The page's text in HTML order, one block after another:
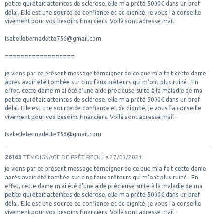
petite qui était atteintes de sclérose, elle m'a prêté 5000€ dans un bref
délai. Elle est une source de confiance et de dignité, je vous l'a conseille
vivement pour vos besoins financiers. Voilà sont adresse mail :
Isabellebernadette756@gmail.com
==================
je viens par ce présent message témoigner de ce que m’a fait cette dame
après avoir été tombée sur cinq faux prêteurs qui m'ont plus ruiné . En
effet, cette dame m'ai été d'une aide précieuse suite à la maladie de ma
petite qui était atteintes de sclérose, elle m'a prêté 5000€ dans un bref
délai. Elle est une source de confiance et de dignité, je vous l'a conseille
vivement pour vos besoins financiers. Voilà sont adresse mail :
Isabellebernadette756@gmail.com
26163 TÉMOIGNAGE DE PRÊT REÇU Le 27/03/2024
je viens par ce présent message témoigner de ce que m’a fait cette dame
après avoir été tombée sur cinq faux prêteurs qui m'ont plus ruiné . En
effet, cette dame m'ai été d'une aide précieuse suite à la maladie de ma
petite qui était atteintes de sclérose, elle m'a prêté 5000€ dans un bref
délai. Elle est une source de confiance et de dignité, je vous l'a conseille
vivement pour vos besoins financiers. Voilà sont adresse mail :